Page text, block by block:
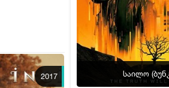
2017 საილო